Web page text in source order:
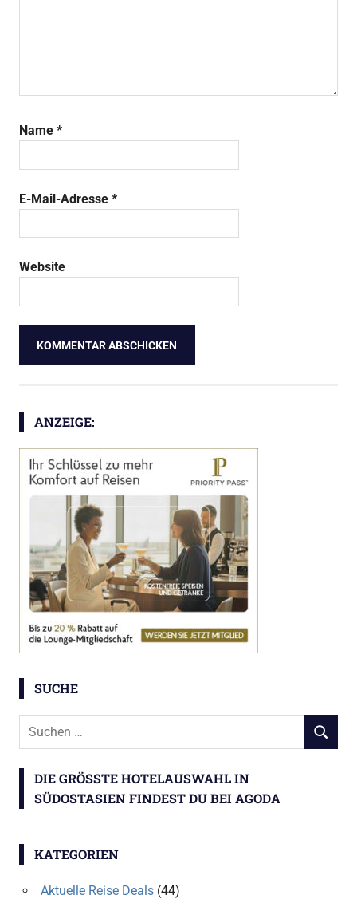
Name *
E-Mail-Adresse *
Website
ANZEIGE:
SUCHE
Suchen
SUCHEN
DIE GRÖSSTE HOTELAUSWAHL IN S
ÜDOSTASIEN FINDEST DU BEI AGODA
KATEGORIEN
Aktuelle Reise Deals(44)